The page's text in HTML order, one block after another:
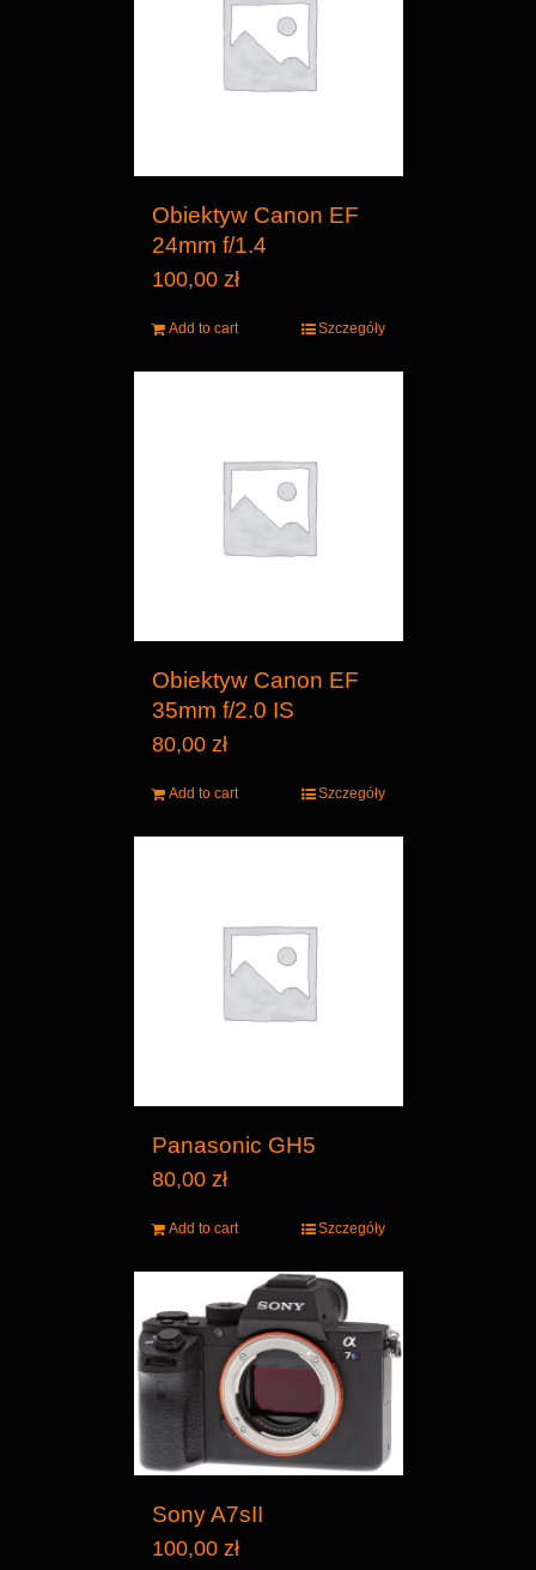
Obiektyw Canon EF
24mm f/1.4
100,00 zł
Add to cart Szczegóły
Obiektyw Canon EF
35mm f/2.0 IS
80,00 zł
Add to cart Szczegóły
Panasonic GH5
80,00 zł
Add to cart Szczegóły
Sony A7sII
100,00 zł